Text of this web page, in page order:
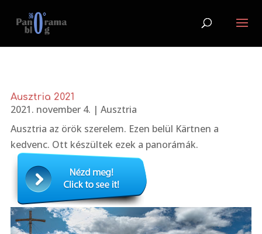
Ausztria 2021
2021. november 4. | Ausztria
Ausztria az örök szerelem. Ezen belül Kärtnen a
kedvenc. Ott készültek ezek a panorámák.